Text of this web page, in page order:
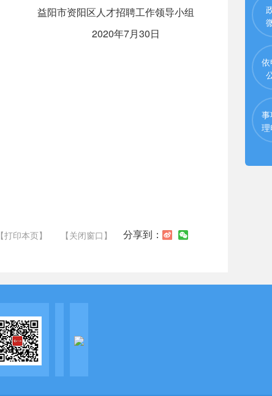
益阳市资阳区人才招聘工作领导小组
2020年7月30日
【打印本页】 【关闭窗口】 分享到：